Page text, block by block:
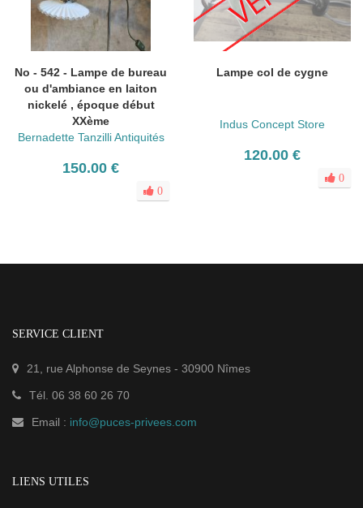
No - 542 - Lampe de bureau
ou d'ambiance en laiton
nickelé , époque début
XXème
Bernadette Tanzilli Antiquités
150.00 €
0
Lampe col de cygne
Indus Concept Store
120.00 €
0
SERVICE CLIENT
21, rue Alphonse de Seynes - 30900 Nîmes
Tél. 06 38 60 26 70
Email : info@puces-privees.com
LIENS UTILES